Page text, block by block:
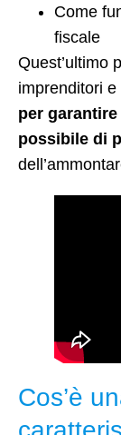
Come
fiscale
Quest’ultimo
imprenditori
per
possibile di
Cos’è